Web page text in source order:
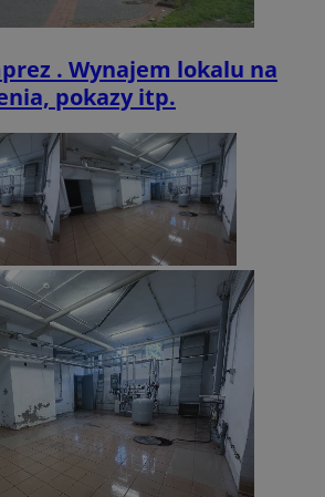
. Wynajem lokalu na
pokazy itp.